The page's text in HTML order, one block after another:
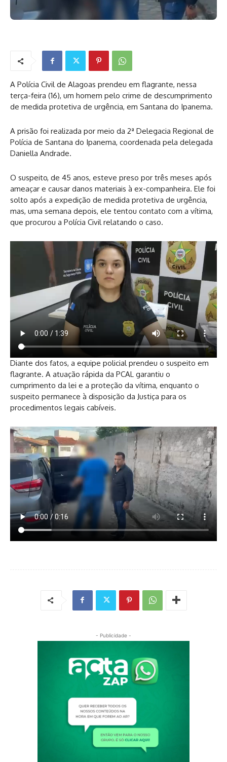
A Polícia Civil de Alagoas prendeu em flagrante, nessa
terça-feira (16), um homem pelo crime de descumprimento
de medida protetiva de urgência, em Santana do Ipanema.
A prisão foi realizada por meio da 2ª Delegacia Regional de
Polícia de Santana do Ipanema, coordenada pela delegada
Daniella Andrade.
O suspeito, de 45 anos, esteve preso por três meses após
ameaçar e causar danos materiais à ex-companheira. Ele foi
solto após a expedição de medida protetiva de urgência,
mas, uma semana depois, ele tentou contato com a vítima,
que procurou a Polícia Civil relatando o caso.
Diante dos fatos, a equipe policial prendeu o suspeito em
flagrante. A atuação rápida da PCAL garantiu o
cumprimento da lei e a proteção da vítima, enquanto o
suspeito permanece à disposição da Justiça para os
procedimentos legais cabíveis.
- Publicidade -